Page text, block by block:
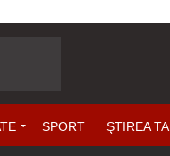
SPORT ŞTIREA TA